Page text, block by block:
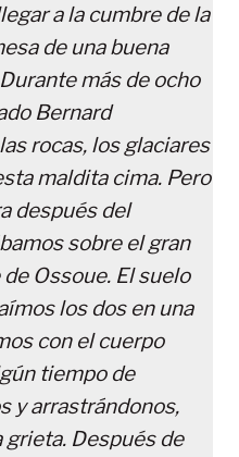
a la cumbre de la
de una buena
más de ocho
Bernard
rocas, los glaciares
maldita cima. Pero
después del
sobre el gran
Ossoue. El suelo
los dos en una
con el cuerpo
tiempo de
y arrastrándonos,
Después de